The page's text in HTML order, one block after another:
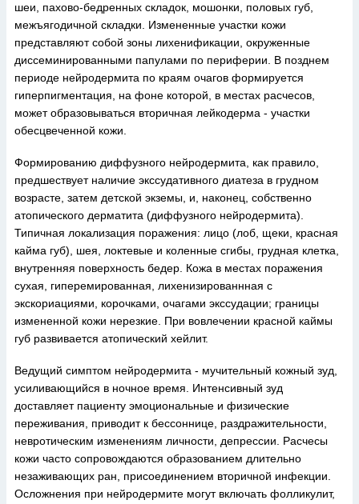
шеи, пахово-бедренных складок, мошонки, половых губ,
межъягодичной складки. Измененные участки кожи
представляют собой зоны лихенификации, окруженные
диссеминированными папулами по периферии. В позднем
периоде нейродермита по краям очагов формируется
гиперпигментация, на фоне которой, в местах расчесов,
может образовываться вторичная лейкодерма - участки
обесцвеченной кожи.
Формированию диффузного нейродермита, как правило,
предшествует наличие экссудативного диатеза в грудном
возрасте, затем детской экземы, и, наконец, собственно
атопического дерматита (диффузного нейродермита).
Типичная локализация поражения: лицо (лоб, щеки, красная
кайма губ), шея, локтевые и коленные сгибы, грудная клетка,
внутренняя поверхность бедер. Кожа в местах поражения
сухая, гиперемированная, лихенизированнная с
экскориациями, корочками, очагами экссудации; границы
измененной кожи нерезкие. При вовлечении красной каймы
губ развивается атопический хейлит.
Ведущий симптом нейродермита - мучительный кожный зуд,
усиливающийся в ночное время. Интенсивный зуд
доставляет пациенту эмоциональные и физические
переживания, приводит к бессоннице, раздражительности,
невротическим изменениям личности, депрессии. Расчесы
кожи часто сопровождаются образованием длительно
незаживающих ран, присоединением вторичной инфекции.
Осложнения при нейродермите могут включать фолликулит,